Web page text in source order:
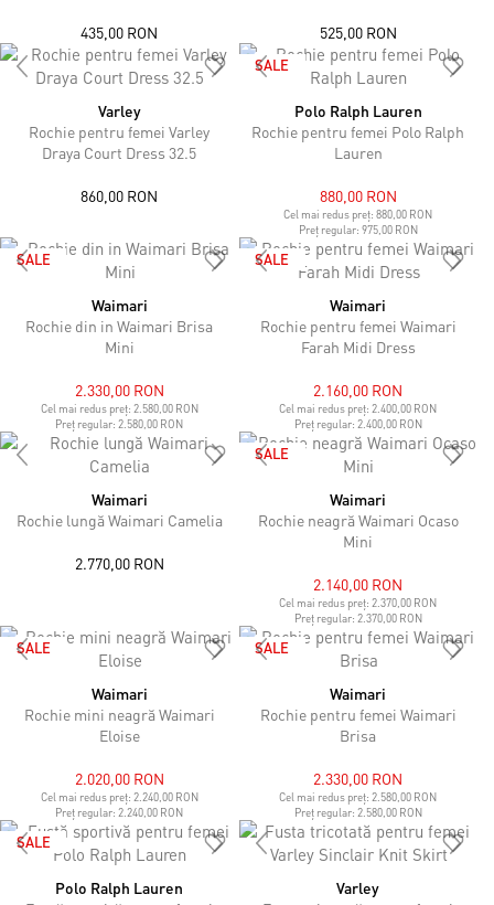
435,00 RON 525,00 RON
Varley
Rochie pentru femei Varley
Draya Court Dress 32.5
860,00 RON
SALE
Polo Ralph Lauren
Rochie pentru femei Polo Ralph
Lauren
880,00 RON
Cel mai redus preț:880,00 RON
Preț regular: 975,00 RON
SALE
Waimari
Rochie din in Waimari Brisa
Mini
2.330,00 RON
Cel mai redus preț: 2.580,00 RON
Preț regular:2.580,00 RON
SALE
Waimari
Rochie pentru femei Waimari
Farah Midi Dress
2.160,00 RON
Cel mai redus preț:2.400,00 RON
Preț regular: 2.400,00 RON
Waimari
Rochie lungă Waimari Camelia
2.770,00 RON
SALE
Waimari
Rochie neagră Waimari Ocaso
Mini
2.140,00 RON
Cel mai redus preț:2.370,00 RON
Preț regular: 2.370,00 RON
SALE
Waimari
Rochie mini neagră Waimari
Eloise
2.020,00 RON
Cel mai redus preț: 2.240,00 RON
Preț regular:2.240,00 RON
SALE
Waimari
Rochie pentru femei Waimari
Brisa
2.330,00 RON
Cel mai redus preț:2.580,00 RON
Preț regular: 2.580,00 RON
SALE
Polo Ralph Lauren
Varley